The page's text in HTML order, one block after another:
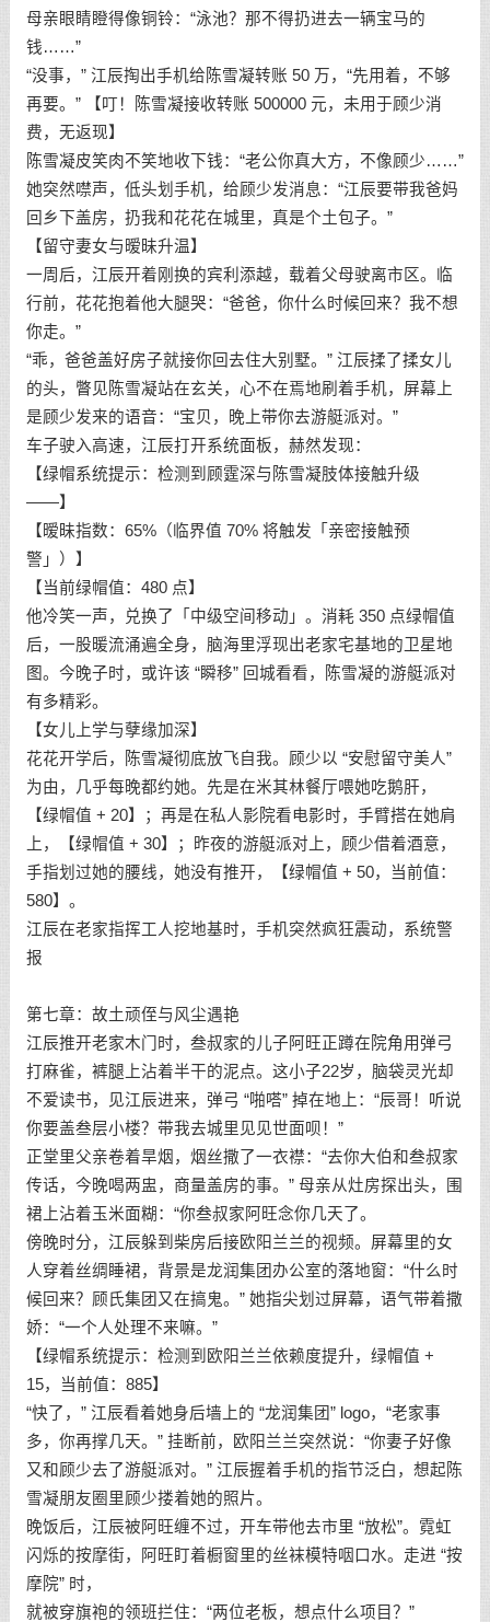
母亲眼睛瞪得像铜铃：“泳池？那不得扔进去一辆宝马的
钱……”
“没事，” 江辰掏出手机给陈雪凝转账 50 万，“先用着，不够
再要。” 【叮！陈雪凝接收转账 500000 元，未用于顾少消
费，无返现】
陈雪凝皮笑肉不笑地收下钱：“老公你真大方，不像顾少……”
她突然噤声，低头划手机，给顾少发消息：“江辰要带我爸妈
回乡下盖房，扔我和花花在城里，真是个土包子。”
【留守妻女与暧昧升温】
一周后，江辰开着刚换的宾利添越，载着父母驶离市区。临
行前，花花抱着他大腿哭：“爸爸，你什么时候回来？我不想
你走。”
“乖，爸爸盖好房子就接你回去住大别墅。” 江辰揉了揉女儿
的头，瞥见陈雪凝站在玄关，心不在焉地刷着手机，屏幕上
是顾少发来的语音：“宝贝，晚上带你去游艇派对。”
车子驶入高速，江辰打开系统面板，赫然发现：
【绿帽系统提示：检测到顾霆深与陈雪凝肢体接触升级
——】
【暧昧指数：65%（临界值 70% 将触发「亲密接触预
警」）】
【当前绿帽值：480 点】
他冷笑一声，兑换了「中级空间移动」。消耗 350 点绿帽值
后，一股暖流涌遍全身，脑海里浮现出老家宅基地的卫星地
图。今晚子时，或许该 “瞬移” 回城看看，陈雪凝的游艇派对
有多精彩。
【女儿上学与孽缘加深】
花花开学后，陈雪凝彻底放飞自我。顾少以 “安慰留守美人”
为由，几乎每晚都约她。先是在米其林餐厅喂她吃鹅肝，
【绿帽值 + 20】；再是在私人影院看电影时，手臂搭在她肩
上，【绿帽值 + 30】；昨夜的游艇派对上，顾少借着酒意，
手指划过她的腰线，她没有推开，【绿帽值 + 50，当前值：
580】。
江辰在老家指挥工人挖地基时，手机突然疯狂震动，系统警
报
第七章：故土顽侄与风尘遇艳
江辰推开老家木门时，叁叔家的儿子阿旺正蹲在院角用弹弓
打麻雀，裤腿上沾着半干的泥点。这小子22岁，脑袋灵光却
不爱读书，见江辰进来，弹弓 “啪嗒” 掉在地上：“辰哥！听说
你要盖叁层小楼？带我去城里见见世面呗！”
正堂里父亲卷着旱烟，烟丝撒了一衣襟：“去你大伯和叁叔家
传话，今晚喝两盅，商量盖房的事。” 母亲从灶房探出头，围
裙上沾着玉米面糊：“你叁叔家阿旺念你几天了。
傍晚时分，江辰躲到柴房后接欧阳兰兰的视频。屏幕里的女
人穿着丝绸睡裙，背景是龙润集团办公室的落地窗：“什么时
候回来？顾氏集团又在搞鬼。” 她指尖划过屏幕，语气带着撒
娇：“一个人处理不来嘛。”
【绿帽系统提示：检测到欧阳兰兰依赖度提升，绿帽值 +
15，当前值：885】
“快了，” 江辰看着她身后墙上的 “龙润集团” logo，“老家事
多，你再撑几天。” 挂断前，欧阳兰兰突然说：“你妻子好像
又和顾少去了游艇派对。” 江辰握着手机的指节泛白，想起陈
雪凝朋友圈里顾少搂着她的照片。
晚饭后，江辰被阿旺缠不过，开车带他去市里 “放松”。霓虹
闪烁的按摩街，阿旺盯着橱窗里的丝袜模特咽口水。走进 “按
摩院” 时，
就被穿旗袍的领班拦住：“两位老板，想点什么项目？”